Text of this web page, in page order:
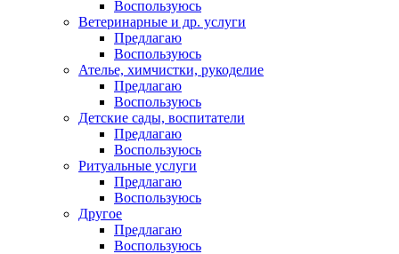
Воспользуюсь
Ветеринарные и др. услуги
Предлагаю
Воспользуюсь
Ателье, химчистки, рукоделие
Предлагаю
Воспользуюсь
Детские сады, воспитатели
Предлагаю
Воспользуюсь
Ритуальные услуги
Предлагаю
Воспользуюсь
Другое
Предлагаю
Воспользуюсь